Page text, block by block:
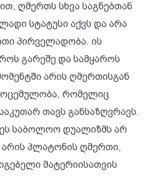
ღმერთს სხვა საგნებთან
სტატუსი აქვს და არა
პირველადობა. ის
გარეშე და სამყაროს
არის ღმერთისგან
რომელიც
თავს განსაზღვრავს.
საბოლოო დუალიზმს არ
არის პლატონის ღმერთი,
მატერიისათვის